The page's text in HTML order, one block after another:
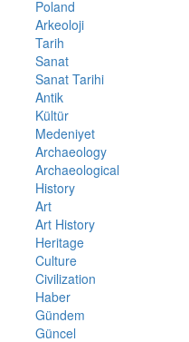
Poland
Arkeoloji
Tarih
Sanat
Sanat Tarihi
Antik
Kültür
Medeniyet
Archaeology
Archaeological
History
Art
Art History
Heritage
Culture
Civilization
Haber
Gündem
Güncel